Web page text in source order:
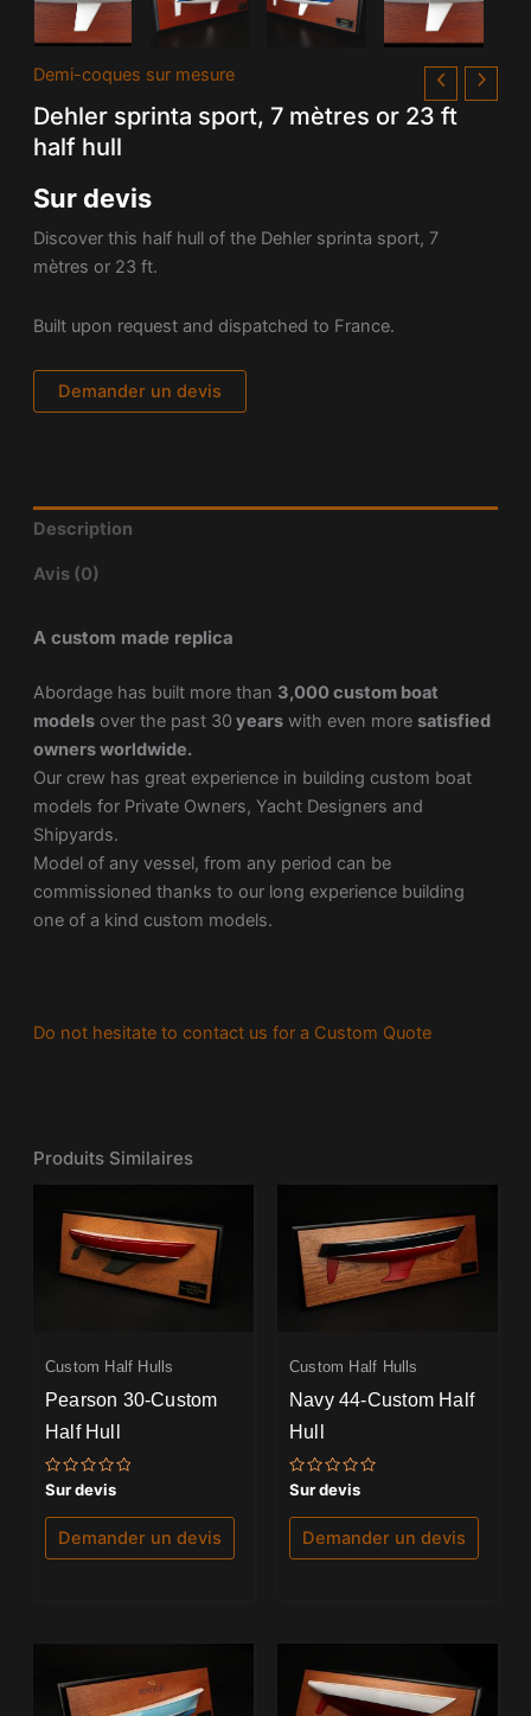
Demi-coques sur mesure
Dehler sprinta sport, 7 mètres or 23 ft
half hull
Sur devis
Discover this half hull of the Dehler sprinta sport, 7
mètres or 23 ft.
Built upon request and dispatched to France.
Demander un devis
Description
Avis (0)
A custom made replica
Abordage has built more than 3,000 custom boat
modelsover the past 30 yearswith even more satisfied
owners worldwide.
Our crew has great experience in building custom boat
models for Private Owners, Yacht Designers and
Shipyards.
Model of any vessel, from any period can be
commissioned thanks to our long experience building
one of a kind custom models.
Do not hesitate to contact us for a Custom Quote
Produits Similaires
Custom Half Hulls
Pearson 30-Custom
Half Hull
Note
0
sur
Sur devis
Demander un devis
Custom Half Hulls
Navy 44-Custom Half
Hull
Note
0
sur
Sur devis
Demander un devis